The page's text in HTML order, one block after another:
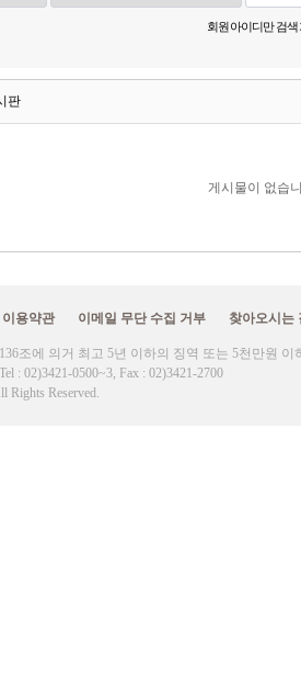
회원 아이디만 검색
판
게시물이 없습
이용약관 이메일 무단 수집 거부 찾아오시는
조에 의거 최고 5년 이하의 징역 또는 5천만원
: 02)3421-0500~3, Fax : 02)3421-2700
Rights Reserved.